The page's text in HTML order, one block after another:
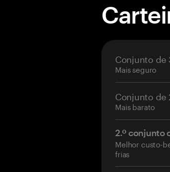
Conjunto de
Mais seguro
Conjunto de
Mais barato
2.º conjunto
Melhor custo-
frias